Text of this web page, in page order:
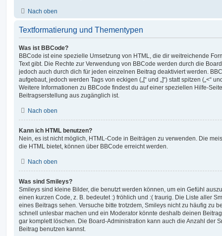
Nach oben
Textformatierung und Thementypen
Was ist BBCode?
BBCode ist eine spezielle Umsetzung von HTML, die dir weitreichende
Text gibt. Die Rechte zur Verwendung von BBCode werden durch die
jedoch auch durch dich für jeden einzelnen Beitrag deaktiviert werden.
aufgebaut, jedoch werden Tags von eckigen („[“ und „]“) statt spitzen („<“
Weitere Informationen zu BBCode findest du auf einer speziellen Hilfe-
Beitragserstellung aus zugänglich ist.
Nach oben
Kann ich HTML benutzen?
Nein, es ist nicht möglich, HTML-Code in Beiträgen zu verwenden. Die
die HTML bietet, können über BBCode erreicht werden.
Nach oben
Was sind Smileys?
Smileys sind kleine Bilder, die benutzt werden können, um ein Gefühl
einen kurzen Code, z. B. bedeutet :) fröhlich und :( traurig. Die Liste aller
eines Beitrags sehen. Versuche bitte trotzdem, Smileys nicht zu häufig zu
schnell unlesbar machen und ein Moderator könnte deshalb deinen
gar komplett löschen. Die Board-Administration kann auch die Anzahl der
Beitrag benutzen kannst.